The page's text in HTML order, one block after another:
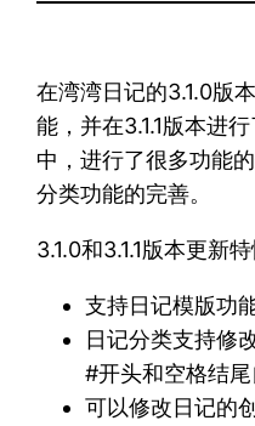
在湾湾日记的3.1.0版
能，并在3.1.1版本进
中，进行了很多功能
分类功能的完善。
3.1.0和3.1.1版本更新特
支持日记模版功
日记分类支持修
#开头和空格结
可以修改日记的